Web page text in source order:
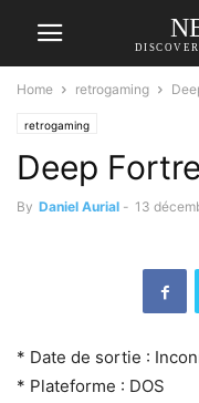
Home retrogaming
retrogaming
Deep
By Daniel Aurial - 13
* Date de sortie :
* Plateforme : DOS